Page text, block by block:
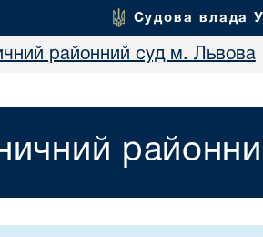
Судова влада
районний суд м. Львова